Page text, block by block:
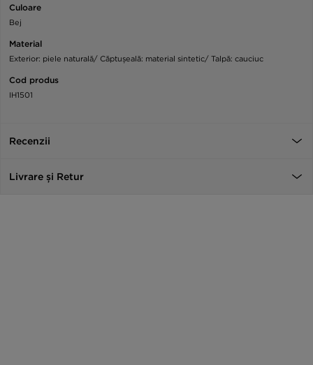
Culoare
Bej
Material
Exterior: piele naturală/ Căptușeală: material sintetic/ Talpă: cauciuc
Cod produs
IH1501
Recenzii
Livrare și Retur